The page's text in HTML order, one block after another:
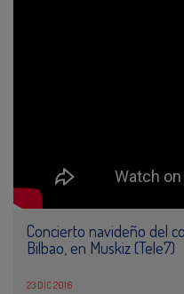
Concierto navideño del
Bilbao, en Muskiz (Tele7)
23 DIC 2016